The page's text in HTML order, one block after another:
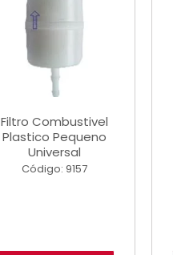
Filtro Combustivel
Plastico Pequeno
Universal
Código: 9157